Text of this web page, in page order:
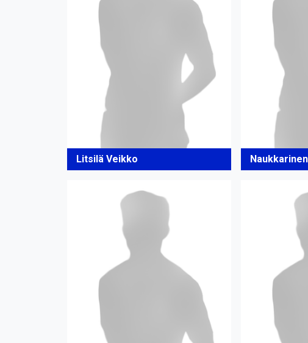
Litsilä Veikko